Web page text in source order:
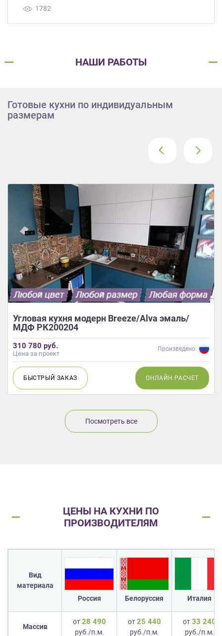
1782
НАШИ РАБОТЫ
Готовые кухни по индивидуальным
размерам
Угловая кухня модерн Breeze/Alva эмаль/
МДФ РК200204
310 780 руб.
Цена за проект
Произведено:
БЫСТРЫЙ ЗАКАЗ ОНЛАЙН РАСЧЕТ
Посмотреть все
ЦЕНЫ НА КУХНИ ПО
ПРОИЗВОДИТЕЛЯМ
Вид
материала
Россия
Белоруссия Италия
Массив
от28 490
руб./п.м.
от25 440
руб./п.м.
от33 240
руб./п.м.